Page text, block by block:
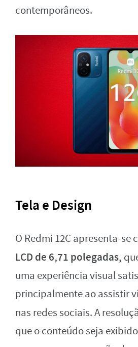
contemporâneos.
Tela e Design
O Redmi 12C apresenta-se
LCD de 6,71 polegadas,
uma experiência visual
principalmente ao assistir
nas redes sociais. A
que o conteúdo seja